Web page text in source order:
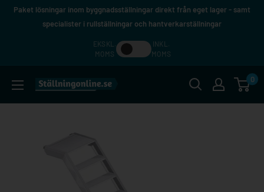
HoppaPaket lösningar inom byggnadsställningar direkt från eget lager - samt
specialister i rullställningar och hantverkarställningar
EKSKL.
MOMS
INKL.
MOMS
Ställningonline.se
0